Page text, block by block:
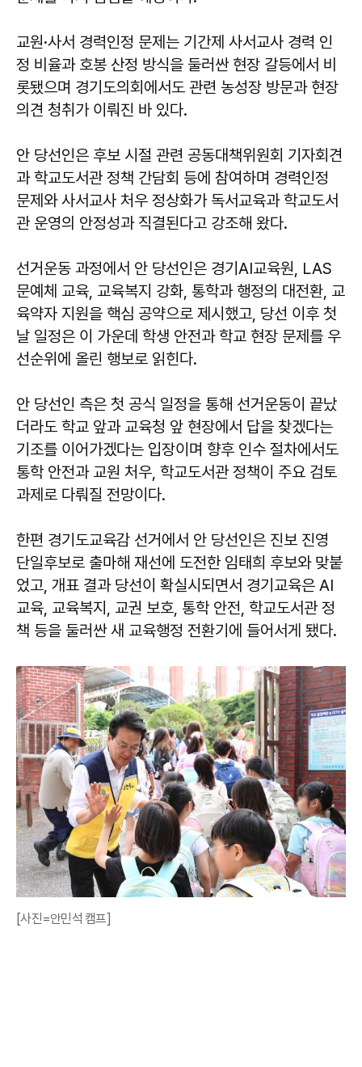
교원·사서 경력인정 문제는 기간제 사서교사 경력 인
정 비율과 호봉 산정 방식을 둘러싼 현장 갈등에서 비
롯됐으며 경기도의회에서도 관련 농성장 방문과 현장
의견 청취가 이뤄진 바 있다.
안 당선인은 후보 시절 관련 공동대책위원회 기자회견
과 학교도서관 정책 간담회 등에 참여하며 경력인정
문제와 사서교사 처우 정상화가 독서교육과 학교도서
관 운영의 안정성과 직결된다고 강조해 왔다.
선거운동 과정에서 안 당선인은 경기AI교육원, LAS
문예체 교육, 교육복지 강화, 통학과 행정의 대전환, 교
육약자 지원을 핵심 공약으로 제시했고, 당선 이후 첫
날 일정은 이 가운데 학생 안전과 학교 현장 문제를 우
선순위에 올린 행보로 읽힌다.
안 당선인 측은 첫 공식 일정을 통해 선거운동이 끝났
더라도 학교 앞과 교육청 앞 현장에서 답을 찾겠다는
기조를 이어가겠다는 입장이며 향후 인수 절차에서도
통학 안전과 교원 처우, 학교도서관 정책이 주요 검토
과제로 다뤄질 전망이다.
한편 경기도교육감 선거에서 안 당선인은 진보 진영
단일후보로 출마해 재선에 도전한 임태희 후보와 맞붙
었고, 개표 결과 당선이 확실시되면서 경기교육은 AI
교육, 교육복지, 교권 보호, 통학 안전, 학교도서관 정
책 등을 둘러싼 새 교육행정 전환기에 들어서게 됐다.
[사진=안민석 캠프]